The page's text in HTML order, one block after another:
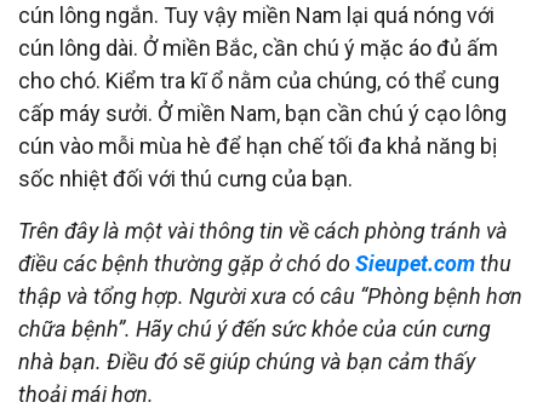
cún lông ngắn. Tuy vậy miền Nam lại quá nóng với
cún lông dài. Ở miền Bắc, cần chú ý mặc áo đủ ấm
cho chó. Kiểm tra kĩ ổ nằm của chúng, có thể cung
cấp máy sưởi. Ở miền Nam, bạn cần chú ý cạo lông
cún vào mỗi mùa hè để hạn chế tối đa khả năng bị
sốc nhiệt đối với thú cưng của bạn.
Trên đây là một vài thông tin về cách phòng tránh và
điều các bệnh thường gặp ở chó doSieupet.comthu
thập và tổng hợp. Người xưa có câu “Phòng bệnh hơn
chữa bệnh”. Hãy chú ý đến sức khỏe của cún cưng
nhà bạn. Điều đó sẽ giúp chúng và bạn cảm thấy
thoải mái hơn.